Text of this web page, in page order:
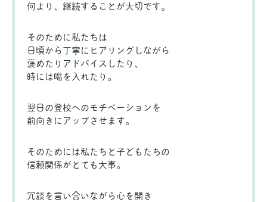
何より、継続することが大切です。
そのために私たちは
日頃から丁寧にヒアリングしながら
褒めたりアドバイスしたり、
時には喝を入れたり。
翌日の登校へのモチベーションを
前向きにアップさせます。
そのためには私たちと子どもたちの
信頼関係がとても大事。
冗談を言い合いながら心を開き